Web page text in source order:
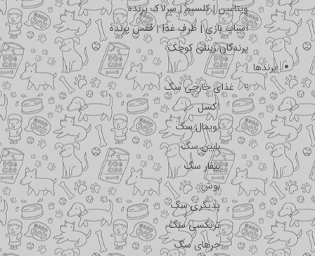
ویتامین | کلسیم | سرلاک پرنده
اسباب بازی | ظرف غذا | قفس پرنده
پرندگان زینتی کوچک
برندها
غذای خارجی سگ
اکسل
اویمال سگ
بابین سگ
بیفار سگ
بوش
پدیگری سگ
تریکسی سگ
جرهای سگ